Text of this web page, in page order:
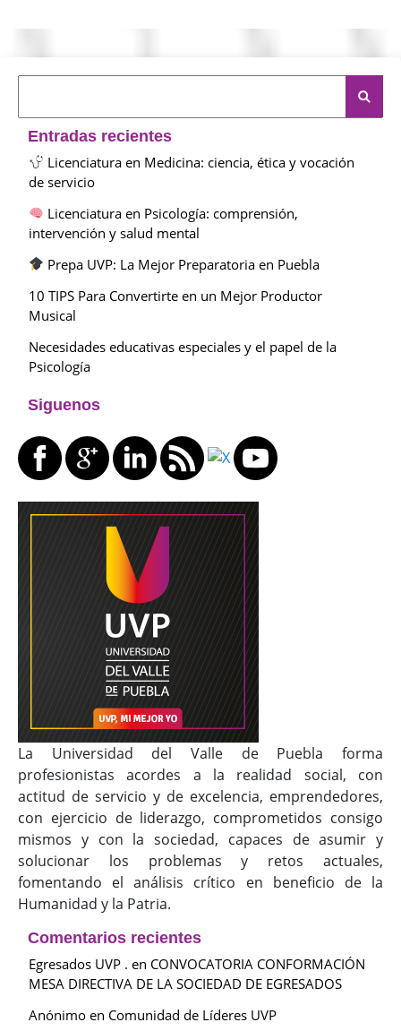
Entradas recientes
Licenciatura en Medicina: ciencia, ética y vocación
de servicio
Licenciatura en Psicología: comprensión,
intervención y salud mental
Prepa UVP: La Mejor Preparatoria en Puebla
10 TIPS Para Convertirte en un Mejor Productor
Musical
Necesidades educativas especiales y el papel de la
Psicología
Siguenos
La Universidad del Valle de Puebla forma
profesionistas acordes a la realidad social, con
actitud de servicio y de excelencia, emprendedores,
con ejercicio de liderazgo, comprometidos consigo
mismos y con la sociedad, capaces de asumir y
solucionar los problemas y retos actuales,
fomentando el análisis crítico en beneficio de la
Humanidad y la Patria.
Comentarios recientes
Egresados UVP . en CONVOCATORIA CONFORMACIÓN
MESA DIRECTIVA DE LA SOCIEDAD DE EGRESADOS
Anónimo en Comunidad de Líderes UVP